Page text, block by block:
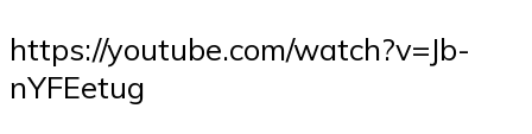
https://youtube.com/watch?v=Jb-
nYFEetug